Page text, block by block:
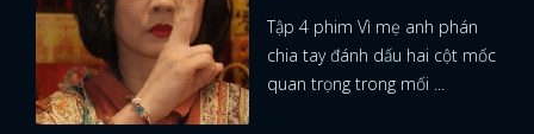
Tập 4 phim Vì mẹ anh phán
chia tay đánh dấu hai cột mốc
quan trọng trong mối ...